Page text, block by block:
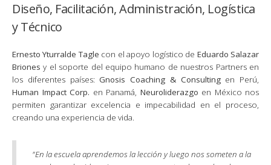
Diseño, Facilitación, Administración, Logística
y Técnico
Ernesto Yturralde Tagle con el apoyo logístico de Eduardo Salazar
Briones y el soporte del equipo humano de nuestros Partners en
los diferentes países:Gnosis Coaching & Consultingen Perú,
Human Impact Corp. en Panamá, Neuroliderazgo en México nos
permiten garantizar excelencia e impecabilidad en el proceso,
creando una experiencia de vida.
"En la escuela aprendemos la lección y luego nos someten a la